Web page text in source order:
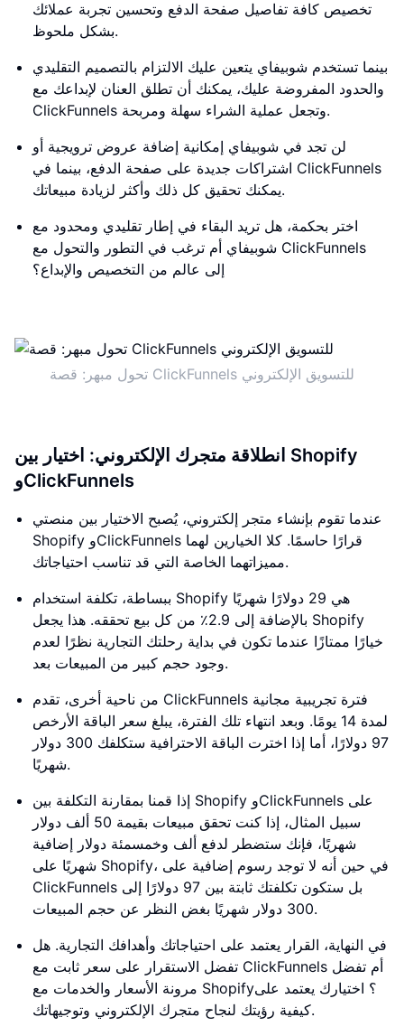
تخصيص كافة تفاصيل صفحة الدفع وتحسين تجربة عملائك
بشكل ملحوظ.
بينما تستخدم شوبيفاي يتعين عليك الالتزام بالتصميم التقليدي
والحدود المفروضة عليك، يمكنك أن تطلق العنان لإبداعك مع
ClickFunnels وتجعل عملية الشراء سهلة ومربحة.
لن تجد في شوبيفاي إمكانية إضافة عروض ترويجية أو
اشتراكات جديدة على صفحة الدفع، بينما في ClickFunnels
يمكنك تحقيق كل ذلك وأكثر لزيادة مبيعاتك.
اختر بحكمة، هل تريد البقاء في إطار تقليدي ومحدود مع
شوبيفاي أم ترغب في التطور والتحول مع ClickFunnels
إلى عالم من التخصيص والإبداع؟
تحول مبهر: قصة ClickFunnels للتسويق الإلكتروني
انطلاقة متجرك الإلكتروني: اختيار بين Shopify
وClickFunnels
عندما تقوم بإنشاء متجر إلكتروني، يُصبح الاختيار بين منصتي
Shopify وClickFunnels قرارًا حاسمًا. كلا الخيارين لهما
مميزاتهما الخاصة التي قد تناسب احتياجاتك.
ببساطة، تكلفة استخدام Shopify هي 29 دولارًا شهريًا
بالإضافة إلى 2.9٪ من كل بيع تحققه. هذا يجعل Shopify
خيارًا ممتازًا عندما تكون في بداية رحلتك التجارية نظرًا لعدم
وجود حجم كبير من المبيعات بعد.
من ناحية أخرى، تقدم ClickFunnels فترة تجريبية مجانية
لمدة 14 يومًا. وبعد انتهاء تلك الفترة، يبلغ سعر الباقة الأرخص
97 دولارًا، أما إذا اخترت الباقة الاحترافية ستكلفك 300 دولار
شهريًا.
إذا قمنا بمقارنة التكلفة بين Shopify وClickFunnels على
سبيل المثال، إذا كنت تحقق مبيعات بقيمة 50 ألف دولار
شهريًا، فإنك ستضطر لدفع ألف وخمسمئة دولار إضافية
شهريًا على Shopify، في حين أنه لا توجد رسوم إضافية على
ClickFunnels بل ستكون تكلفتك ثابتة بين 97 دولارًا إلى
300 دولار شهريًا بغض النظر عن حجم المبيعات.
في النهاية، القرار يعتمد على احتياجاتك وأهدافك التجارية. هل
تفضل الاستقرار على سعر ثابت مع ClickFunnels أم تفضل
مرونة الأسعار والخدمات مع Shopify؟ اختيارك يعتمد على
كيفية رؤيتك لنجاح متجرك الإلكتروني وتوجيهاتك.